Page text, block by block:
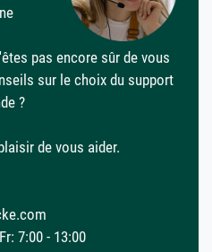
pas encore sûr de vous
sur le choix du support
?
de vous aider.
7:00 - 13:00